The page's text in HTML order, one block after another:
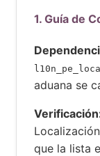
1. Guía de
aduana se
que la lista